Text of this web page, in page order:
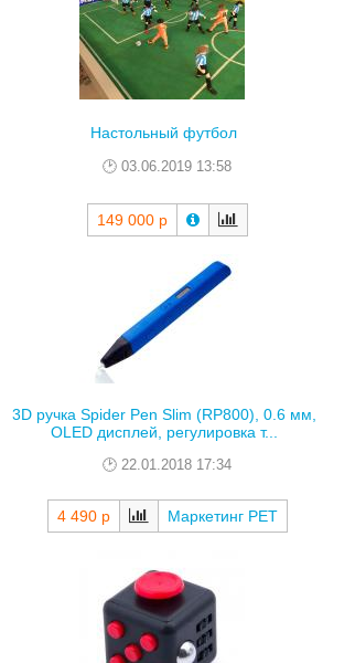
Настольный футбол
03.06.2019 13:58
149 000 р
3D ручка Spider Pen Slim (RP800), 0.6 мм,
OLED дисплей, регулировка т...
22.01.2018 17:34
4 490 р Маркетинг РЕТ